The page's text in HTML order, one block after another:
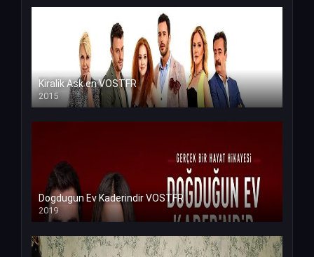
Kiralik Ask en VOSTFR
2015
Dogdugun Ev Kaderindir VOSTFR
2019